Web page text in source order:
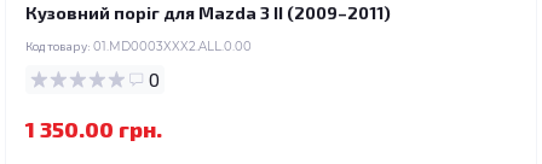
Кузовний поріг для Mazda 3 II (2009–2011)
Код товару: 01.MD0003XXX2.ALL.0.00
0
1 350.00 грн.